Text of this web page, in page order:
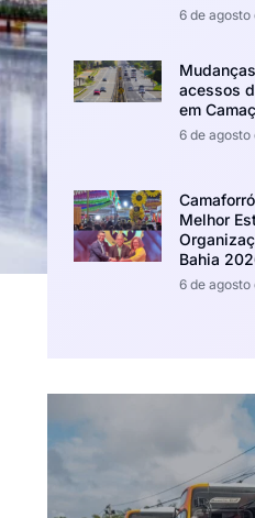
6 de agosto
acessos
em
6 de agosto
Melhor
Bahia
6 de agosto